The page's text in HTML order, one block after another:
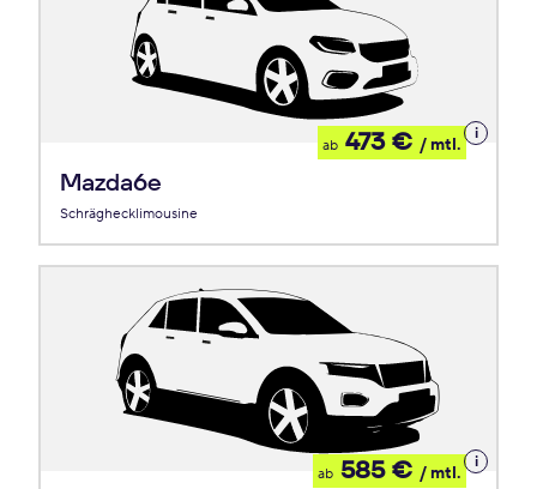
Mazda6e
Schräghecklimousine
ab 473 € / mtl.
Details
zum
ab 585 € / mtl.
Details
zum